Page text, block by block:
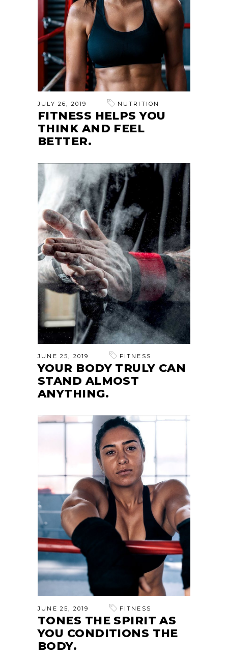
JULY 26, 2019 NUTRITION
FITNESS HELPS YOU
THINK AND FEEL
BETTER.
JUNE 25, 2019 FITNESS
YOUR BODY TRULY CAN
STAND ALMOST
ANYTHING.
JUNE 25, 2019 FITNESS
TONES THE SPIRIT AS
YOU CONDITIONS THE
BODY.